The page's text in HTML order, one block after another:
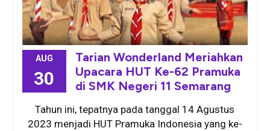
AUG
30
Tarian Wonderland Meriahkan
Upacara HUT Ke-62 Pramuka
di SMK Negeri 11 Semarang
Tahun ini, tepatnya pada tanggal 14 Agustus
2023 menjadi HUT Pramuka Indonesia yang ke-